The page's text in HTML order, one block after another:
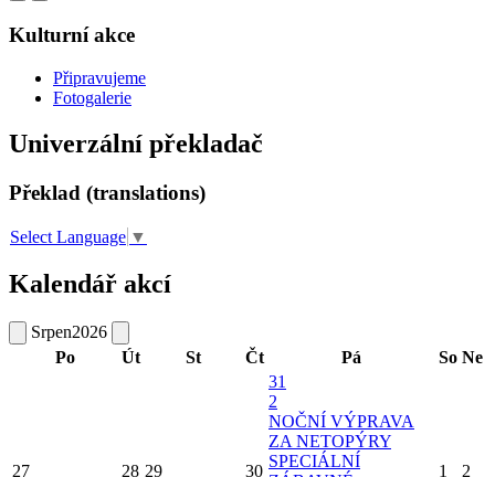
Kulturní akce
Připravujeme
Fotogalerie
Univerzální překladač
Překlad (translations)
Select Language ▼
Kalendář akcí
Srpen2026
Po
Út St Čt Pá So Ne
27 28 29 30
31
2
NOČNÍ VÝPRAVA
ZA NETOPÝRY
SPECIÁLNÍ
1 2